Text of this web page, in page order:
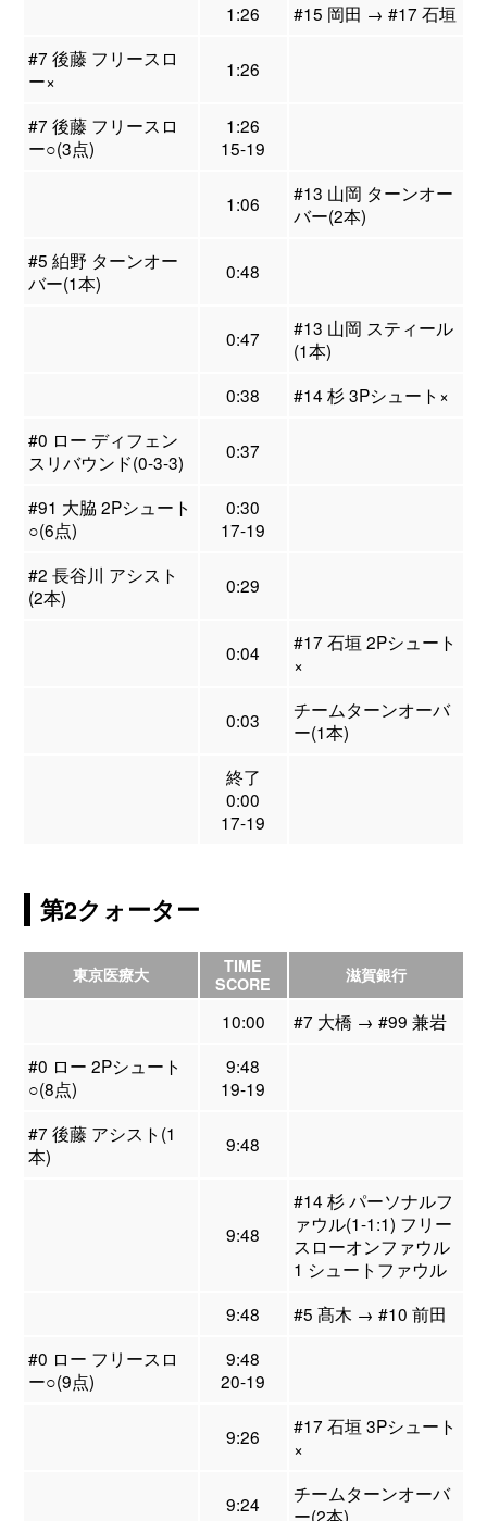
1:26
#15 岡田 → #17 石垣
#7 後藤 フリースロ
ー×
1:26
#7 後藤 フリースロ
ー○(3点)
1:26
15-19
1:06
#13 山岡 ターンオー
バー(2本)
#5 絈野 ターンオー
バー(1本)
0:48
0:47
#13 山岡 スティール
(1本)
0:38
#14 杉 3Pシュート×
#0 ロー ディフェン
スリバウンド(0-3-3)
0:37
#91 大脇 2Pシュート
○(6点)
0:30
17-19
#2 長谷川 アシスト
(2本)
0:29
0:04
#17 石垣 2Pシュート
×
0:03
チームターンオーバ
ー(1本)
終了
0:00
17-19
第2クォーター
東京医療大
TIME
SCORE
滋賀銀行
10:00
#7 大橋 → #99 兼岩
#0 ロー 2Pシュート
○(8点)
9:48
19-19
#7 後藤 アシスト(1
本)
9:48
9:48
#14 杉 パーソナルフ
ァウル(1-1:1) フリー
スローオンファウル
1 シュートファウル
9:48
#5 髙木 → #10 前田
#0 ロー フリースロ
ー○(9点)
9:48
20-19
9:26
#17 石垣 3Pシュート
×
9:24
チームターンオーバ
ー(2本)